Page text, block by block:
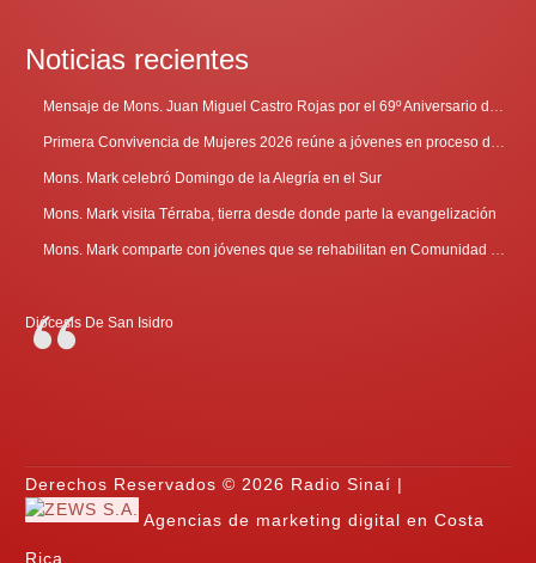
Noticias recientes
Mons. Mark celebró Domingo de la Alegría en el Sur
Mons. Mark visita Térraba, tierra desde donde parte la evangelización
Diócesis De San Isidro
Derechos Reservados © 2026 Radio Sinaí |
Agencias de marketing digital en Costa
Rica